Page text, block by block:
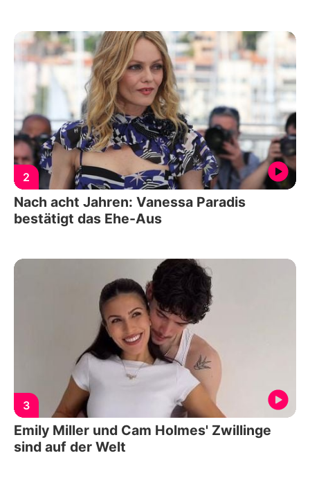
2
Nach acht Jahren: Vanessa Paradis
bestätigt das Ehe-Aus
3
Emily Miller und Cam Holmes' Zwillinge
sind auf der Welt